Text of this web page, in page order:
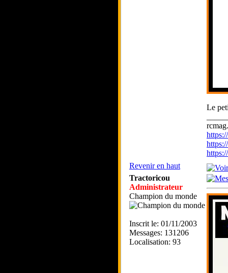
Le
Revenir en haut
Tractoricou
Administrateur
Champion du monde
Inscrit le: 01/11/2003
Messages: 131206
Localisation: 93